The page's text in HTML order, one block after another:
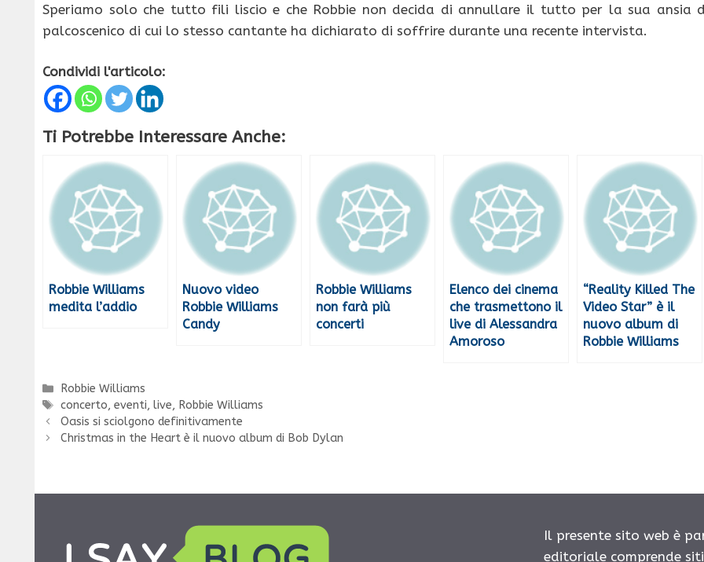
Speriamo solo che tutto fili liscio e che Robbie non decida di annullare il tutto per la sua ansia
palcoscenico di cui lo stesso cantante ha dichiarato di soffrire durante una recente intervista.
Condividi l'articolo:
Ti Potrebbe Interessare Anche:
Robbie Williams
medita l’addio
Nuovo video
Robbie Williams
Candy
Robbie Williams
non farà più
concerti
Elenco dei cinema
che trasmettono il
live di Alessandra
Amoroso
“Reality Killed The
Video Star” è il
nuovo album di
Robbie Williams
Categorie
Robbie Williams
Tag
concerto,eventi,live, Robbie Williams
Oasis si sciolgono definitivamente
Christmas in the Heart è il nuovo album di Bob Dylan
Il presente sito web è
editoriale comprende